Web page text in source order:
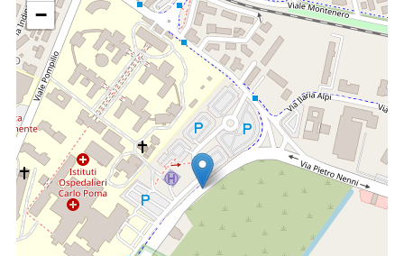
operative.
Sviluppa e gestisce l’implementazione deiprogetti di
miglioramento organizzativo
nell’ambito dell’erogazione dei
servizi e dei percorsi di presa in carico e cura dei pazienti
(patient flow logistics), in collaborazione con le strutture di
staff e dipartimentali dell’azienda.
Nell’ambito della gestione dei progetti innovativi è incaricata
del coordinamento, monitoraggio e rendicontazione
dell’implementazione degli interventi del Piano di Ripresa e
−